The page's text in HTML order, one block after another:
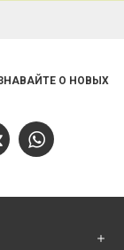
О НОВЫХ